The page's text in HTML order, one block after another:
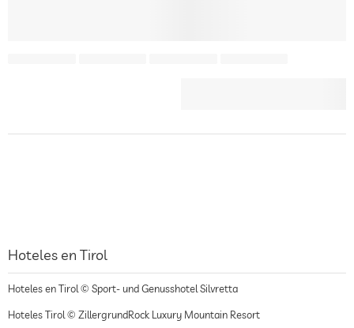
Hoteles en Tirol
Hoteles en Tirol © Sport- und Genusshotel Silvretta
Hoteles Tirol © ZillergrundRock Luxury Mountain Resort